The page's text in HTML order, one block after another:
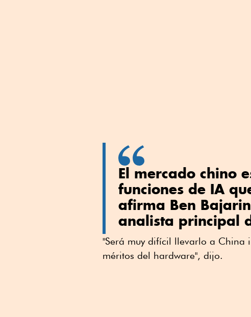
El mercado chino
funciones de IA
afirma Ben
analista principal
"Será muy difícil llevarlo a China
méritos del hardware", dijo.